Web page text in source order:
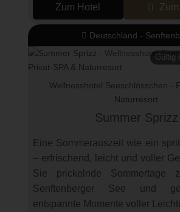
Zum Hotel
Deutschland -
Gültig
Wellnesshotel Seeschlösschen -
Naturresort
Summer Sprizz
Eine Sommerauszeit wie ein
– erfrischend, leicht und voller
Sie prickelnde Sommertage
Senftenberger See und
entspannte Momente voller